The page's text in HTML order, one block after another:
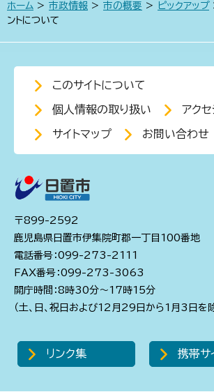
ホーム > 市政情報 > 市の概要 > ピックアップ
ントについて
このサイトについて
個人情報の取り扱い アクセ
サイトマップ お問い合わせ
〒899-2592
鹿児島県日置市伊集院町郡一丁目100番地
電話番号：099-273-2111
FAX番号：099-273-3063
開庁時間：8時30分～17時15分
（土、日、祝日および12月29日から1月3日を除
リンク集 携帯サ